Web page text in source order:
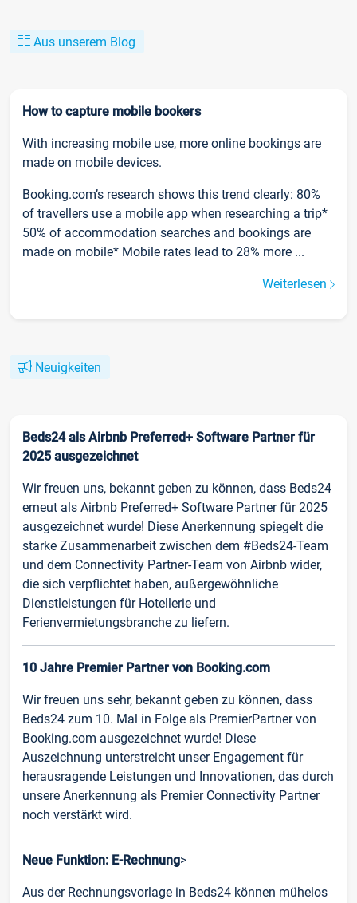
Aus unserem Blog
How to capture mobile bookers
With increasing mobile use, more online bookings are
made on mobile devices.
Booking.com’s research shows this trend clearly: 80%
of travellers use a mobile app when researching a trip*
50% of accommodation searches and bookings are
made on mobile* Mobile rates lead to 28% more ...
Weiterlesen
Neuigkeiten
Beds24 als Airbnb Preferred+ Software Partner für
2025 ausgezeichnet
Wir freuen uns, bekannt geben zu können, dass Beds24
erneut als Airbnb Preferred+ Software Partner für 2025
ausgezeichnet wurde! Diese Anerkennung spiegelt die
starke Zusammenarbeit zwischen dem #Beds24-Team
und dem Connectivity Partner-Team von Airbnb wider,
die sich verpflichtet haben, außergewöhnliche
Dienstleistungen für Hotellerie und
Ferienvermietungsbranche zu liefern.
10 Jahre Premier Partner von Booking.com
Wir freuen uns sehr, bekannt geben zu können, dass
Beds24 zum 10. Mal in Folge als PremierPartner von
Booking.com ausgezeichnet wurde! Diese
Auszeichnung unterstreicht unser Engagement für
herausragende Leistungen und Innovationen, das durch
unsere Anerkennung als Premier Connectivity Partner
noch verstärkt wird.
Neue Funktion: E-Rechnung>
Aus der Rechnungsvorlage in Beds24 können mühelos